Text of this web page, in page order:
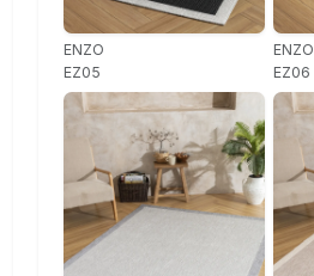
ENZO
EZ05
ENZO
EZ06